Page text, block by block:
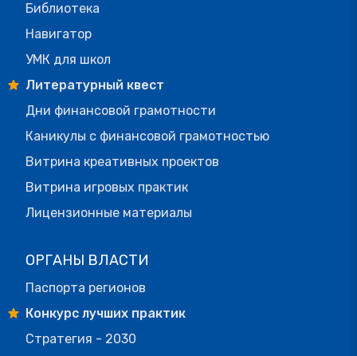
Библиотека
Навигатор
УМК для школ
Литературный квест
Дни финансовой грамотности
Каникулы с финансовой грамотностью
Витрина креативных проектов
Витрина игровых практик
Лицензионные материалы
ОРГАНЫ ВЛАСТИ
Паспорта регионов
Конкурс лучших практик
Стратегия - 2030